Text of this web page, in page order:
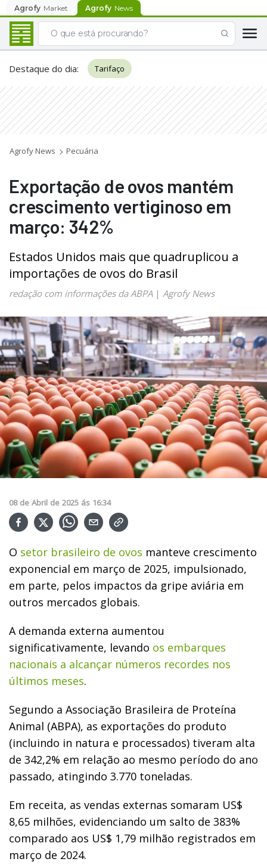
Agrofy Market Agrofy News
Destaque do dia: Tarifaço
Agrofy News Pecuária
Exportação de ovos mantém
crescimento vertiginoso em
março: 342%
Estados Unidos mais que quadruplicou a
importações de ovos do Brasil
redação com informações da ABPA| Agrofy News
08 de Abril de 2025 ás 16:34
O setor brasileiro de ovos manteve crescimento
exponencial em março de 2025, impulsionado,
em parte, pelos impactos da gripe aviária em
outros mercados globais.
A demanda externa aumentou
significativamente, levando os embarques
nacionais a alcançar números recordes nos
últimos meses.
Segundo a Associação Brasileira de Proteína
Animal (ABPA), as exportações do produto
(incluindo in natura e processados) tiveram alta
de 342,2% em relação ao mesmo período do ano
passado, atingindo 3.770 toneladas.
Em receita, as vendas externas somaram US$
8,65 milhões, evidenciando um salto de 383%
comparado aos US$ 1,79 milhão registrados em
março de 2024.